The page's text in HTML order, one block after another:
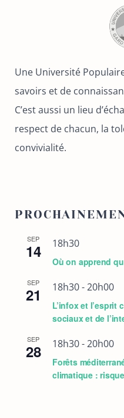
Une Université
savoirs et de
C’est aussi un lieu
respect de chacun, la
convivialité.
SEP
14 18h30
Où on apprend
SEP
21 18h30-20h00
L’infox et l’esprit
sociaux et de
SEP
28 18h30-20h00
Forêts
climatique :